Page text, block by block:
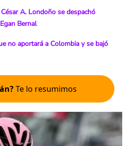
A. Londoño se despachó
Bernal
no aportará a Colombia y se bajó
Te lo resumimos